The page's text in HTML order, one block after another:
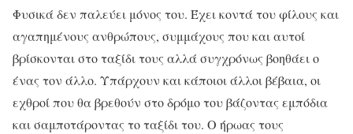
Φυσικά δεν παλεύει μόνος του. Έχει κοντά του φίλους και
αγαπημένους ανθρώπους, συμμάχους που και αυτοί
βρίσκονται στο ταξίδι τους αλλά συγχρόνως βοηθάει ο
ένας τον άλλο. Υπάρχουν και κάποιοι άλλοι βέβαια, οι
εχθροί που θα βρεθούν στο δρόμο του βάζοντας εμπόδια
και σαμποτάροντας το ταξίδι του. Ο ήρωας τους